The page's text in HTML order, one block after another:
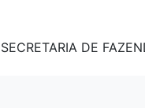
SECRETARIA DE